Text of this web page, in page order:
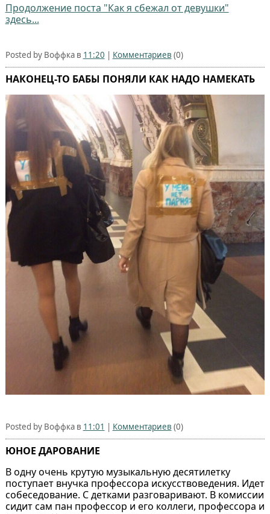
Продолжение поста "Как я сбежал от девушки"
здесь...
Posted by Воффка в 11:20 | Комментариев (0)
НАКОНЕЦ-ТО БАБЫ ПОНЯЛИ КАК НАДО НАМЕКАТЬ
Posted by Воффка в 11:01 | Комментариев (0)
ЮНОЕ ДАРОВАНИЕ
В одну очень крутую музыкальную десятилетку
поступает внучка профессора искусствоведения. Идет
собеседование. С детками разговаривают. В комиссии
сидит сам пан профессор и его коллеги, профессора и